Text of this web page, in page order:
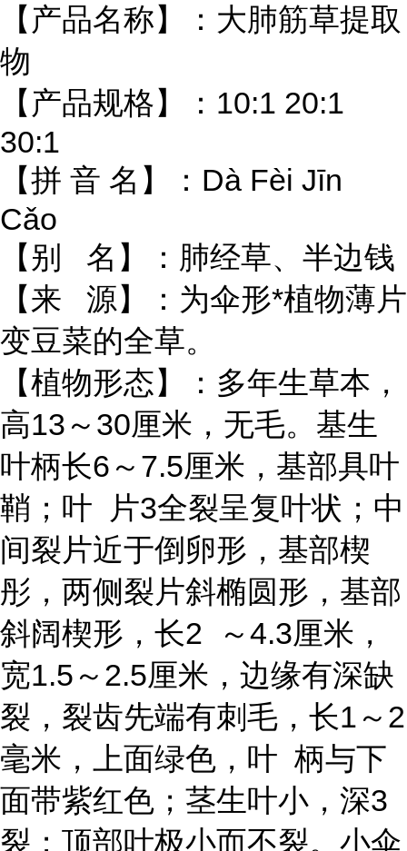
【产品名称】：大肺筋草提取
物
【产品规格】：10:1 20:1
30:1
【拼 音 名】：Dà Fèi Jīn
Cǎo
【别 名】：肺经草、半边钱
【来 源】：为伞形*植物薄片
变豆菜的全草。
【植物形态】：多年生草本，
高13～30厘米，无毛。基生
叶柄长6～7.5厘米，基部具叶
鞘；叶 片3全裂呈复叶状；中
间裂片近于倒卵形，基部楔
彤，两侧裂片斜椭圆形，基部
斜阔楔形，长2 ～4.3厘米，
宽1.5～2.5厘米，边缘有深缺
裂，裂齿先端有刺毛，长1～2
毫米，上面绿色，叶 柄与下
面带紫红色；茎生叶小，深3
裂；顶部叶极小而不裂。小伞